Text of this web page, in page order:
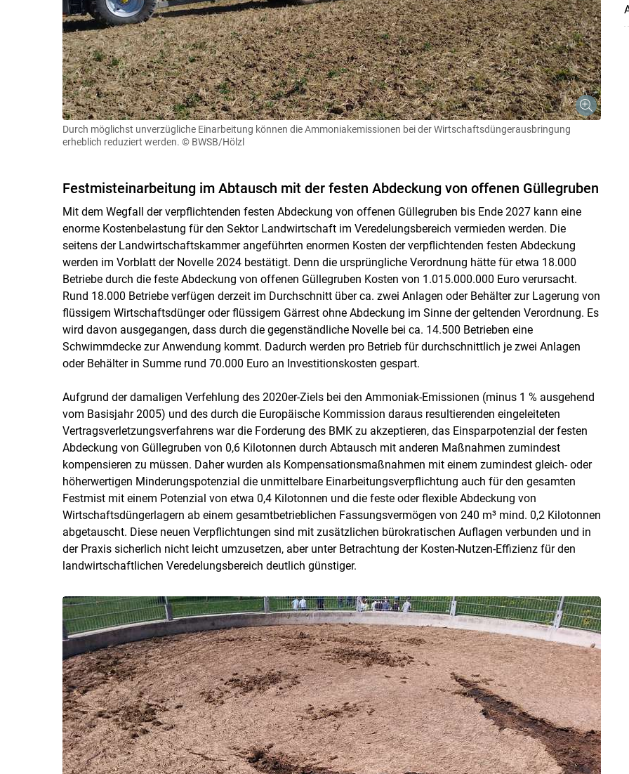
Durch möglichst unverzügliche Einarbeitung können die Ammoniakemissionen bei der Wirtschaftsdüngerausbringung
erheblich reduziert werden. © BWSB/Hölzl
Festmisteinarbeitung im Abtausch mit der festen Abdeckung von offenen Güllegruben
Mit dem Wegfall der verpflichtenden festen Abdeckung von offenen Güllegruben bis Ende 2027 kann eine
enorme Kostenbelastung für den Sektor Landwirtschaft im Veredelungsbereich vermieden werden. Die
seitens der Landwirtschaftskammer angeführten enormen Kosten der verpflichtenden festen Abdeckung
werden im Vorblatt der Novelle 2024 bestätigt. Denn die ursprüngliche Verordnung hätte für etwa 18.000
Betriebe durch die feste Abdeckung von offenen Güllegruben Kosten von 1.015.000.000 Euro verursacht.
Rund 18.000 Betriebe verfügen derzeit im Durchschnitt über ca. zwei Anlagen oder Behälter zur Lagerung von
flüssigem Wirtschaftsdünger oder flüssigem Gärrest ohne Abdeckung im Sinne der geltenden Verordnung. Es
wird davon ausgegangen, dass durch die gegenständliche Novelle bei ca. 14.500 Betrieben eine
Schwimmdecke zur Anwendung kommt. Dadurch werden pro Betrieb für durchschnittlich je zwei Anlagen
oder Behälter in Summe rund 70.000 Euro an Investitionskosten gespart.
Aufgrund der damaligen Verfehlung des 2020er-Ziels bei den Ammoniak-Emissionen (minus 1 % ausgehend
vom Basisjahr 2005) und des durch die Europäische Kommission daraus resultierenden eingeleiteten
Vertragsverletzungsverfahrens war die Forderung des BMK zu akzeptieren, das Einsparpotenzial der festen
Abdeckung von Güllegruben von 0,6 Kilotonnen durch Abtausch mit anderen Maßnahmen zumindest
kompensieren zu müssen. Daher wurden als Kompensationsmaßnahmen mit einem zumindest gleich- oder
höherwertigen Minderungspotenzial die unmittelbare Einarbeitungsverpflichtung auch für den gesamten
Festmist mit einem Potenzial von etwa 0,4 Kilotonnen und die feste oder flexible Abdeckung von
Wirtschaftsdüngerlagern ab einem gesamtbetrieblichen Fassungsvermögen von 240 m³ mind. 0,2 Kilotonnen
abgetauscht. Diese neuen Verpflichtungen sind mit zusätzlichen bürokratischen Auflagen verbunden und in
der Praxis sicherlich nicht leicht umzusetzen, aber unter Betrachtung der Kosten-Nutzen-Effizienz für den
landwirtschaftlichen Veredelungsbereich deutlich günstiger.